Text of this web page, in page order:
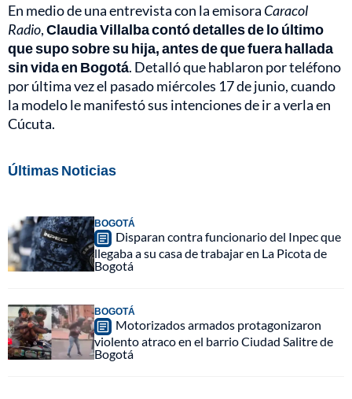
En medio de una entrevista con la emisora Caracol
Radio,Claudia Villalba contó detalles de lo último
que supo sobre su hija, antes de que fuera hallada
sin vida en Bogotá. Detalló que hablaron por teléfono
por última vez el pasado miércoles 17 de junio, cuando
la modelo le manifestó sus intenciones de ir a verla en
Cúcuta.
Últimas Noticias
BOGOTÁ
Disparan contra funcionario del Inpec que
llegaba a su casa de trabajar en La Picota de
Bogotá
BOGOTÁ
Motorizados armados protagonizaron
violento atraco en el barrio Ciudad Salitre de
Bogotá